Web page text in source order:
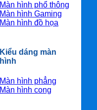
Màn hình phổ thông
Màn hình Gaming
Màn hình đồ họa
Kiểu dáng màn
hình
Màn hình phẳng
Màn hình cong